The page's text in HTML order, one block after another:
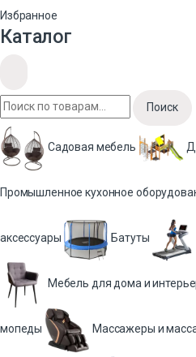
Избранное
Каталог
Поиск
Садовая мебель
Промышленное кухонное
аксессуары Батуты
Мебель для дома и
мопеды Массажеры и